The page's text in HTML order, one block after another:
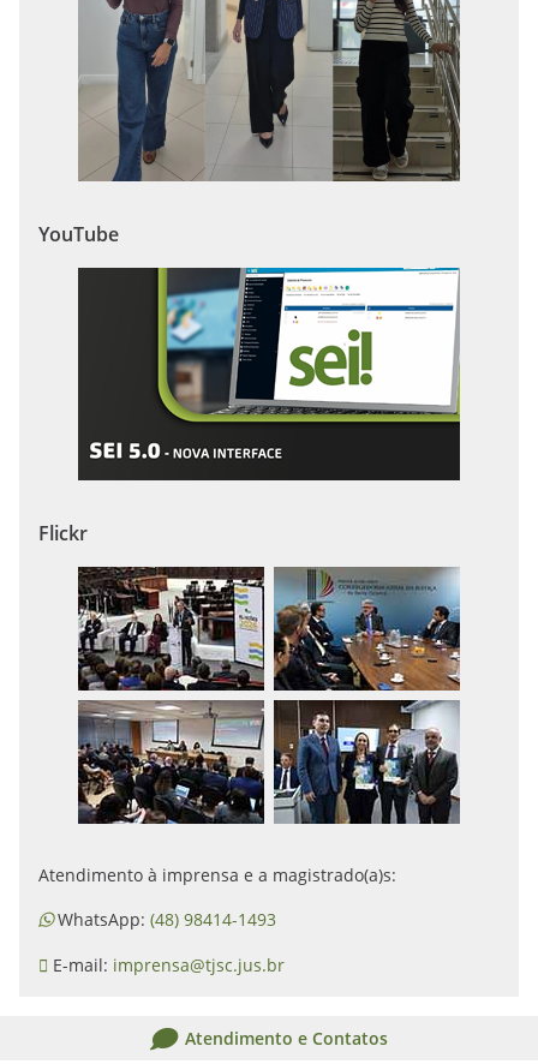
YouTube
Flickr
Atendimento à imprensa e a magistrado(a)s:
WhatsApp: (48) 98414-1493
E-mail: imprensa@tjsc.jus.br
Atendimento e Contatos